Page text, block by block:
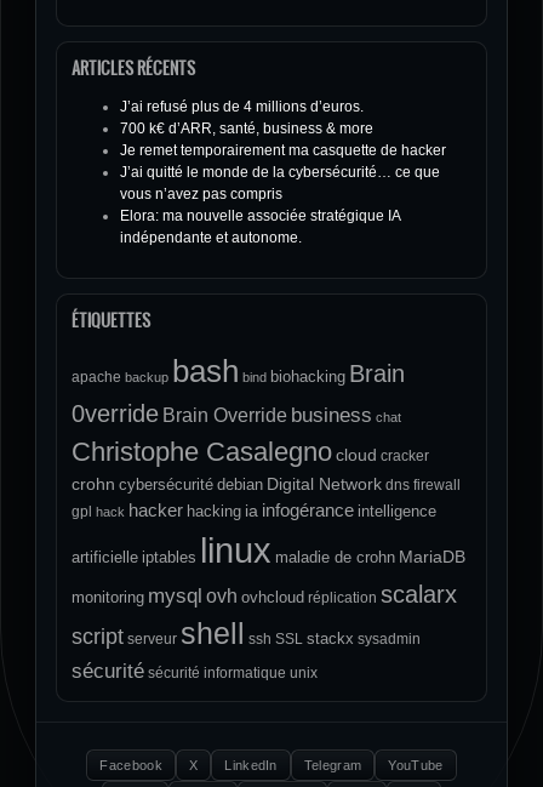
ARTICLES RÉCENTS
J’ai refusé plus de 4 millions d’euros.
700 k€ d’ARR, santé, business & more
Je remet temporairement ma casquette de hacker
J’ai quitté le monde de la cybersécurité… ce que
vous n’avez pas compris
Elora: ma nouvelle associée stratégique IA
indépendante et autonome.
ÉTIQUETTES
apache backup bash bind biohacking Brain
0verride Brain Override business chat
Christophe Casalegnocloud cracker
crohn cybersécurité debian Digital Network dns firewall
gpl
hack hacker hacking ia infogérance intelligence
artificielle iptables linux maladie de crohn MariaDB
monitoring mysql ovh ovhcloud réplication scalarx
script serveur shell ssh SSL stackx sysadmin
sécurité sécurité informatique unix
Facebook X LinkedIn Telegram YouTube